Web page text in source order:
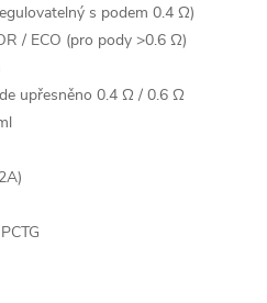
s podem 0.4 Ω)
/ ECO (pro pody >0.6 Ω)
upřesněno 0.4 Ω / 0.6 Ω